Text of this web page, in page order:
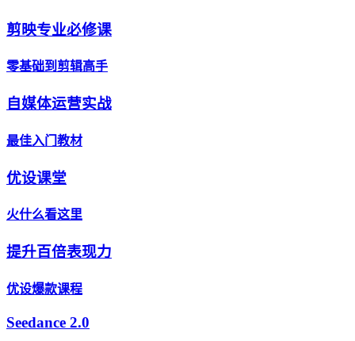
剪映专业必修课
零基础到剪辑高手
自媒体运营实战
最佳入门教材
优设课堂
火什么看这里
提升百倍表现力
优设爆款课程
Seedance 2.0